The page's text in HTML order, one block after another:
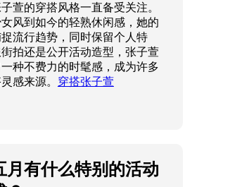
萱的穿搭风格一直备受关注。
风到如今的轻熟休闲感，她的
流行趋势，同时保留个人特
拍还是公开活动造型，张子萱
种不费力的时髦感，成为许多
感来源。 穿搭张子萱
月有什么特别的活动